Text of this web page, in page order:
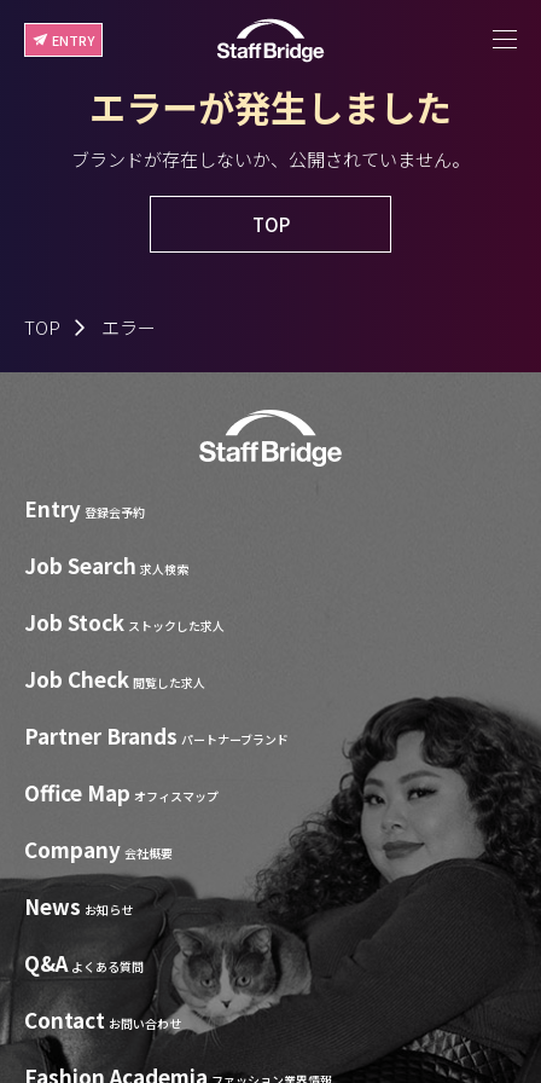
ENTRY
エラーが発生しました
ブランドが存在しないか、公開されていません。
TOP
TOP エラー
Entry 登録会予約
Job Search 求人検索
Job Stock ストックした求人
Job Check 閲覧した求人
Partner Brands パートナーブランド
Office Map オフィスマップ
Company 会社概要
News お知らせ
Q&A よくある質問
Contact お問い合わせ
Fashion Academia